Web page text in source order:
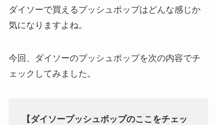
ダイソーで買えるプッシュポップはどんな感じか
気になりますよね。
今回、ダイソーのプッシュポップを次の内容でチ
ェックしてみました。
【ダイソープッシュポップのここをチェッ